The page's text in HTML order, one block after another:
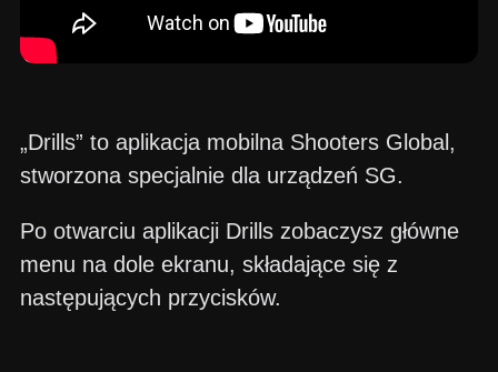
„Drills” to aplikacja mobilna Shooters Global,
stworzona specjalnie dla urządzeń SG.
Po otwarciu aplikacji Drills zobaczysz główne
menu na dole ekranu, składające się z
następujących przycisków.